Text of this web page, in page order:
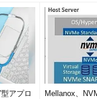
アプロ
Mellanox、